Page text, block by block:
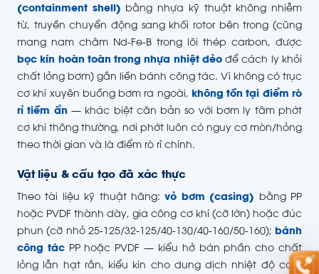
(containment shell) bằng nhựa kỹ thuật không nhiễm
từ, truyền chuyển động sang khối rotor bên trong (cũng
mang nam châm Nd-Fe-B trong lõi thép carbon, được
bọc kín hoàn toàn trong nhựa nhiệt dẻođể cách ly khỏi
chất lỏng bơm) gắn liền bánh công tác. Vì không có trục
cơ khí xuyên buồng bơm ra ngoài, không tồn tại điểm rò
rỉ tiềm ẩn — khác biệt căn bản so với bơm ly tâm phớt
cơ khí thông thường, nơi phớt luôn có nguy cơ mòn/hỏng
theo thời gian và là điểm rò rỉ chính.
Vật liệu & cấu tạo đã xác thực
Theo tài liệu kỹ thuật hãng:vỏ bơm (casing) bằng PP
hoặc PVDF thành dày, gia công cơ khí (cỡ lớn) hoặc đúc
phun (cỡ nhỏ 25-125/32-125/40-130/40-160/50-160); bánh
công tácPP hoặc PVDF — kiểu hở bán phần cho chất
lỏng lẫn hạt rắn, kiểu kín cho dung dịch nhiệt độ cao;